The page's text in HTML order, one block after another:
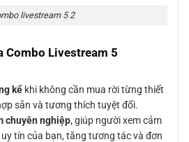
livestream 5 2
Combo Livestream 5
kểkhi không cần mua rời từng thiết
sẵn và tương thích tuyệt đối.
chuyên nghiệp, giúp người xem cảm
tín của bạn, tăng tương tác và đơn